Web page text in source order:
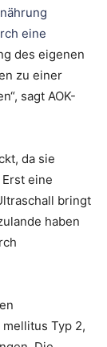
eine
des eigenen
zu einer
sagt AOK-
da sie
eine
bringt
haben
Typ 2,